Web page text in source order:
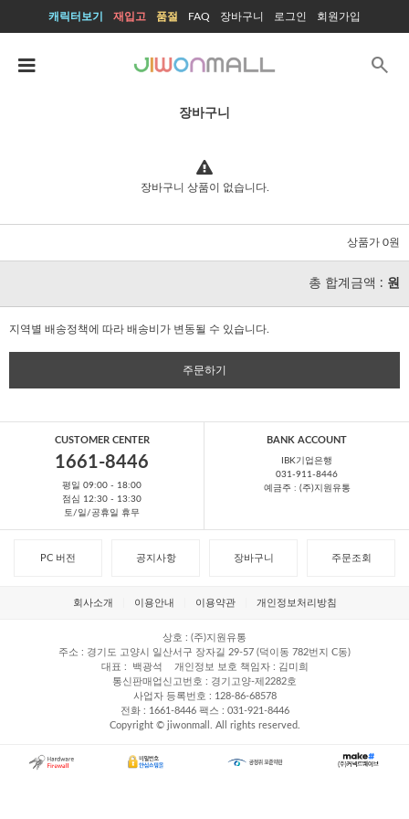
캐릭터보기 재입고 품절 FAQ 장바구니 로그인 회원가입
search
장바구니
장바구니 상품이 없습니다.
상품가 0원
총 합계금액 : 원
지역별 배송정책에 따라 배송비가 변동될 수 있습니다.
주문하기
CUSTOMER CENTER
1661-8446
평일 09:00 - 18:00
점심 12:30 - 13:30
토/일/공휴일 휴무
BANK ACCOUNT
IBK기업은행
031-911-8446
예금주 : (주)지원유통
PC 버전 공지사항 장바구니 주문조회
회사소개 이용안내 이용약관 개인정보처리방침
상호
(주)지원유통
주소
경기도 고양시 일산서구 장자길 29-57 (덕이동 782번지 C동)
대표
백광석 개인정보 보호 책임자
김미희
통신판매업신고번호
경기고양-제2282호
사업자 등록번호
128-86-68578
전화
1661-8446 팩스
031-921-8446
Copyright © jiwonmall. All rights reserved.